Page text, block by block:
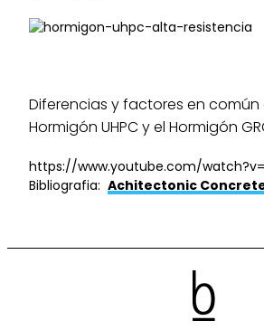
Diferencias y factores en común
Hormigón UHPC y el Hormigón
https://www.youtube.com/
Bibliografia: Achitectonic Concrete